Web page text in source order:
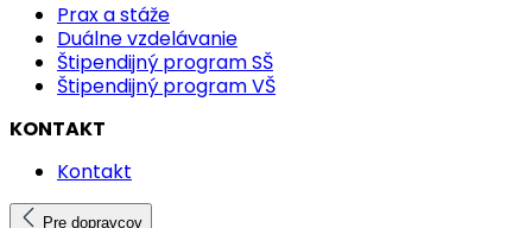
Prax a stáže
Duálne vzdelávanie
Štipendijný program SŠ
Štipendijný program VŠ
KONTAKT
Kontakt
Pre dopravcov